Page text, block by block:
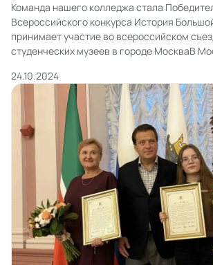
Команда нашего колледжа стала
Всероссийского конкурса История
принимает участие во всероссийском
студенческих музеев в городе МоскваВ
Родину!&quot; Дорохин Эдуард
участников проекта Французов Егор25
торжественное награждение победителей
Музее ПобедыВ Музее Победы прошла
церемония […]
24.10.2024